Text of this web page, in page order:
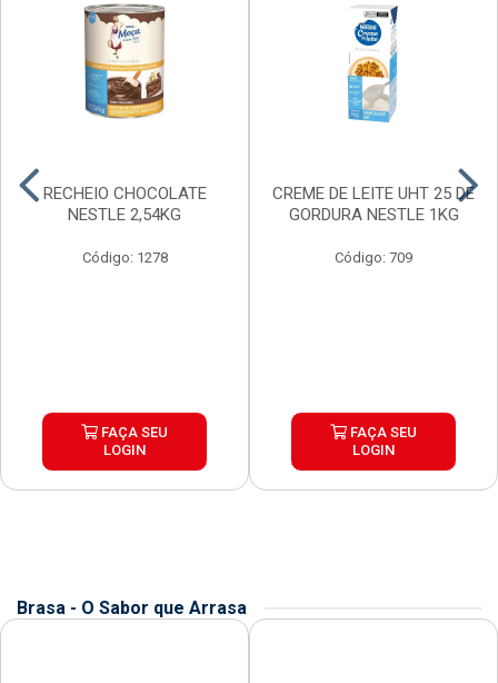
RECHEIO CHOCOLATE
NESTLE 2,54KG
Código: 1278
FAÇA SEU
LOGIN
CREME DE LEITE UHT 25 DE
GORDURA NESTLE 1KG
Código: 709
FAÇA SEU
LOGIN
Brasa - O Sabor que Arrasa